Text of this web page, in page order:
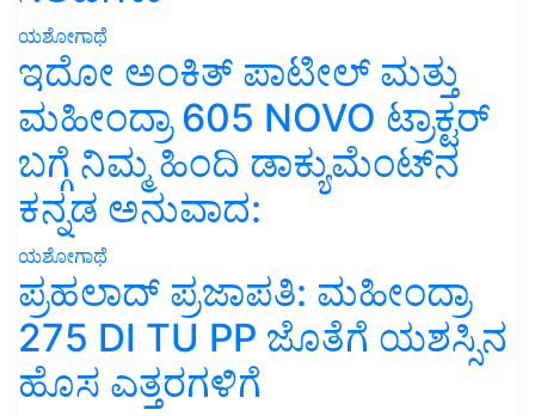
ಯಶೋಗಾಥೆ
ಇದೋ ಅಂಕಿತ್ ಪಾಟೀಲ್ ಮತ್ತು
ಮಹೀಂದ್ರಾ 605 NOVO ಟ್ರಾಕ್ಟರ್
ಬಗ್ಗೆ ನಿಮ್ಮ ಹಿಂದಿ ಡಾಕ್ಯುಮೆಂಟ್‌ನ
ಕನ್ನಡ ಅನುವಾದ:
ಯಶೋಗಾಥೆ
ಪ್ರಹಲಾದ್ ಪ್ರಜಾಪತಿ: ಮಹೀಂದ್ರಾ
275 DI TU PP ಜೊತೆಗೆ ಯಶಸ್ಸಿನ
ಹೊಸ ಎತ್ತರಗಳಿಗೆ